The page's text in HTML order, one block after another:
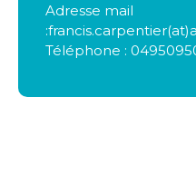
Adresse mail
Téléphone :